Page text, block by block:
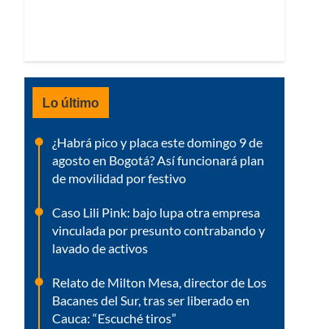
Lo último
¿Habrá pico y placa este domingo 9 de
agosto en Bogotá? Así funcionará plan
de movilidad por festivo
Caso Lili Pink: bajo lupa otra empresa
vinculada por presunto contrabando y
lavado de activos
Relato de Milton Mesa, director de Los
Bacanes del Sur, tras ser liberado en
Cauca: “Escuché tiros”